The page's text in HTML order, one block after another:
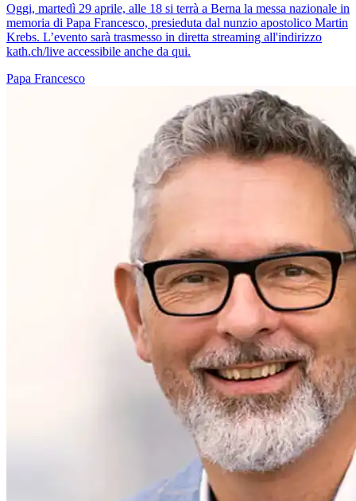
Oggi, martedì 29 aprile, alle 18 si terrà a Berna la messa nazionale in
memoria di Papa Francesco, presieduta dal nunzio apostolico Martin
Krebs. L’evento sarà trasmesso in diretta streaming all'indirizzo
kath.ch/live accessibile anche da qui.
Papa Francesco